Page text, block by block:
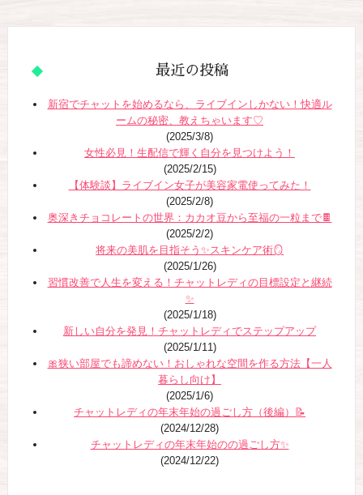
最近の投稿
新宿でチャットを始めるなら、ライブインしかない！快適ル
ームの秘密、教えちゃいます♡
(2025/3/8)
女性必見！生配信で輝く自分を見つけよう！
(2025/2/15)
【体験談】ライブイン女子が美容家電使ってみた！
(2025/2/8)
奥深きチョコレートの世界：カカオ豆から至福の一粒まで🍫
(2025/2/2)
将来の美肌を目指そう✨スキンケア術🪞
(2025/1/26)
習慣改善で人生を変える！チャットレディの目標設定と継続
✨
(2025/1/18)
新しい自分を発見！チャットレディでステップアップ
(2025/1/11)
🎀狭い部屋でも諦めない！おしゃれな空間を作る方法【一人
暮らし向け】
(2025/1/6)
チャットレディの年末年始の過ごし方（後編）📝
(2024/12/28)
チャットレディの年末年始のの過ごし方✨
(2024/12/22)